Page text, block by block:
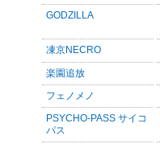
GODZILLA
凍京NECRO
楽園追放
フェノメノ
PSYCHO-PASS サイコ
パス